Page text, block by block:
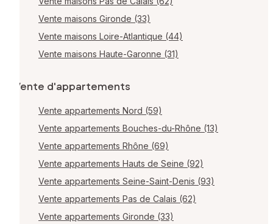
Vente maisons Gironde (33)
Vente maisons Loire-Atlantique (44)
Vente maisons Haute-Garonne (31)
Vente d'appartements
Vente appartements Nord (59)
Vente appartements Bouches-du-Rhône (13)
Vente appartements Rhône (69)
Vente appartements Hauts de Seine (92)
Vente appartements Seine-Saint-Denis (93)
Vente appartements Pas de Calais (62)
Vente appartements Gironde (33)